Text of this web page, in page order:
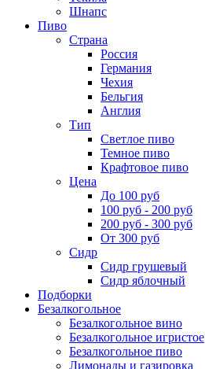
Шнапс
Пиво
Страна
Россия
Германия
Чехия
Бельгия
Англия
Тип
Светлое пиво
Темное пиво
Крафтовое пиво
Цена
До 100 руб
100 руб - 200 руб
200 руб - 300 руб
От 300 руб
Сидр
Сидр грушевый
Сидр яблочный
Подборки
Безалкогольное
Безалкогольное вино
Безалкогольное игристое
Безалкогольное пиво
Лимонады и газировка